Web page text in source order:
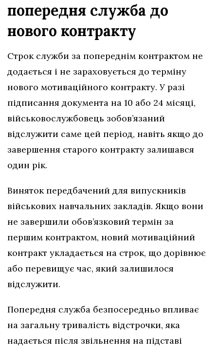
попередня служба до
нового контракту
Строк служби за попереднім контрактом не
додається і не зараховується до терміну
нового мотиваційного контракту. У разі
підписання документа на 10 або 24 місяці,
військовослужбовець зобов’язаний
відслужити саме цей період, навіть якщо до
завершення старого контракту залишався
один рік.
Виняток передбачений для випускників
військових навчальних закладів. Якщо вони
не завершили обов’язковий термін за
першим контрактом, новий мотиваційний
контракт укладається на строк, що дорівнює
або перевищує час, який залишилося
відслужити.
Попередня служба безпосередньо впливає
на загальну тривалість відстрочки, яка
надається після звільнення на підставі